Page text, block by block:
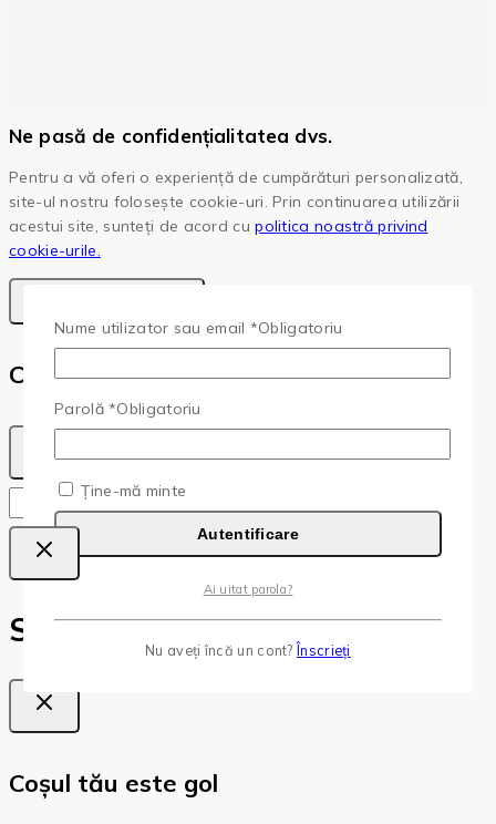
Ne pasă de confidențialitatea dvs.
Pentru a vă oferi o experiență de cumpărături personalizată,
site-ul nostru folosește cookie-uri. Prin continuarea utilizării
acestui site, sunteți de acord cupolitica noastră privind
cookie-urile.
Cota
Nume utilizator sau email *Obligatoriu
Parolă*Obligatoriu
Ține-mă minte
Autentificare
Ai uitat parola?
Nu aveți încă un cont?Înscrieți
Shopping Cart
Coșul tău este gol